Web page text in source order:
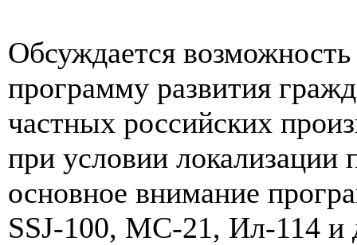
Обсуждается
программу развития
частных российских
при условии локализации
основное внимание
SSJ-100, МС-21, Ил-114 и